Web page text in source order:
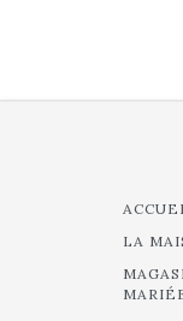
LA